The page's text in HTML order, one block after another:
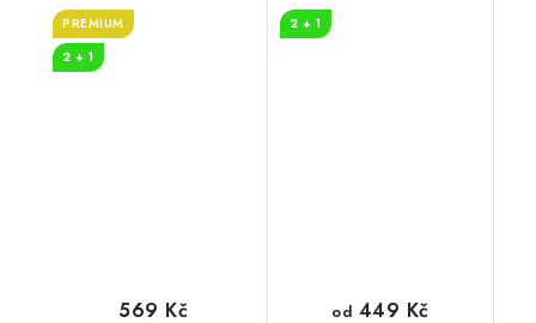
PREMIUM
2 + 1
569 Kč
2 + 1
od 449 Kč